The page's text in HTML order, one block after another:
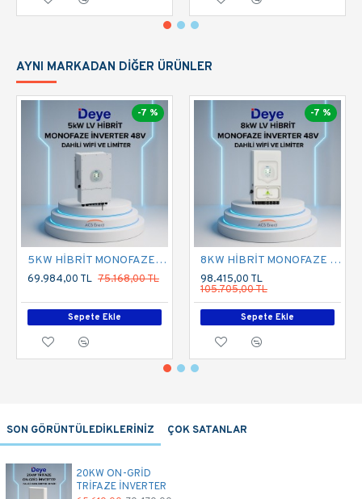
AYNI MARKADAN DIĞER ÜRÜNLER
-7 %
5KW HİBRİT MONOFAZE İNVERTER LV
69.984,00 TL 75.168,00 TL
Sepete Ekle
-7 %
8KW HİBRİT MONOFAZE İNVERTER LV
98.415,00 TL
105.705,00 TL
Sepete Ekle
SON GÖRÜNTÜLEDİKLERİNİZ ÇOK SATANLAR
20KW ON-GRİD
TRİFAZE İNVERTER